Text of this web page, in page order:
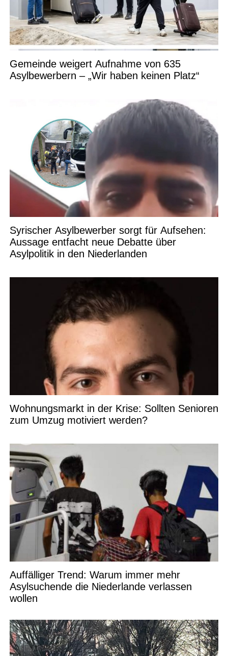
Gemeinde weigert Aufnahme von 635
Asylbewerbern – „Wir haben keinen Platz“
Syrischer Asylbewerber sorgt für Aufsehen:
Aussage entfacht neue Debatte über
Asylpolitik in den Niederlanden
Wohnungsmarkt in der Krise: Sollten Senioren
zum Umzug motiviert werden?
Auffälliger Trend: Warum immer mehr
Asylsuchende die Niederlande verlassen
wollen